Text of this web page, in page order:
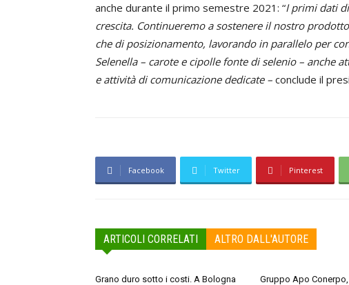
anche durante il primo semestre 2021: “I primi dati
crescita. Continueremo a sostenere il nostro
che di posizionamento, lavorando in parallelo per
Selenella – carote e cipolle fonte di selenio – anche
e attività di comunicazione dedicate – conclude il
Facebook Twitter Pinterest
ARTICOLI CORRELATI ALTRO DALL'AUTORE
Grano duro sotto i costi. A Bologna
Gruppo Apo